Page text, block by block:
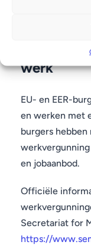
werk
EU- en EER-
en werken met
burgers
en jobaanbod.
Officiële
Secretariat for
https://